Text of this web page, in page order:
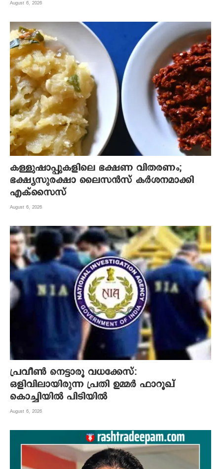
August 6, 2026
കള്ളുഷാപ്പുകളിലെ ഭക്ഷണ വിതരണം;
ഭക്ഷ്യസുരക്ഷാ ലൈസന്‍സ് കര്‍ശനമാക്കി
എക്‌സൈസ്
August 6, 2026
പ്രവീൺ നെട്ടാരൂ വധക്കേസ്:
ഒളിവിലായിരുന്ന പ്രതി ഉമ്മർ ഫാറൂഖ്
കൊച്ചിയിൽ പിടിയിൽ
August 6, 2026